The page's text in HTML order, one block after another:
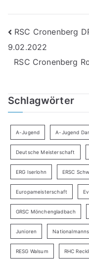
RSC Cronenberg
9.02.2022
RSC Cronenberg
Schlagwörter
A-Jugend A-Jugend
Deutsche Meisterschaft
ERG Iserlohn ERSC
Europameisterschaft
GRSC Mönchengladbach
Junioren
RESG Walsum RHC